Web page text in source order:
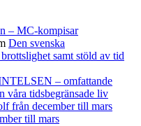
– MC-kompisar
Den svenska
samt stöld av tid
– omfattande
våra tidsbegränsade liv
från december till mars
till mars